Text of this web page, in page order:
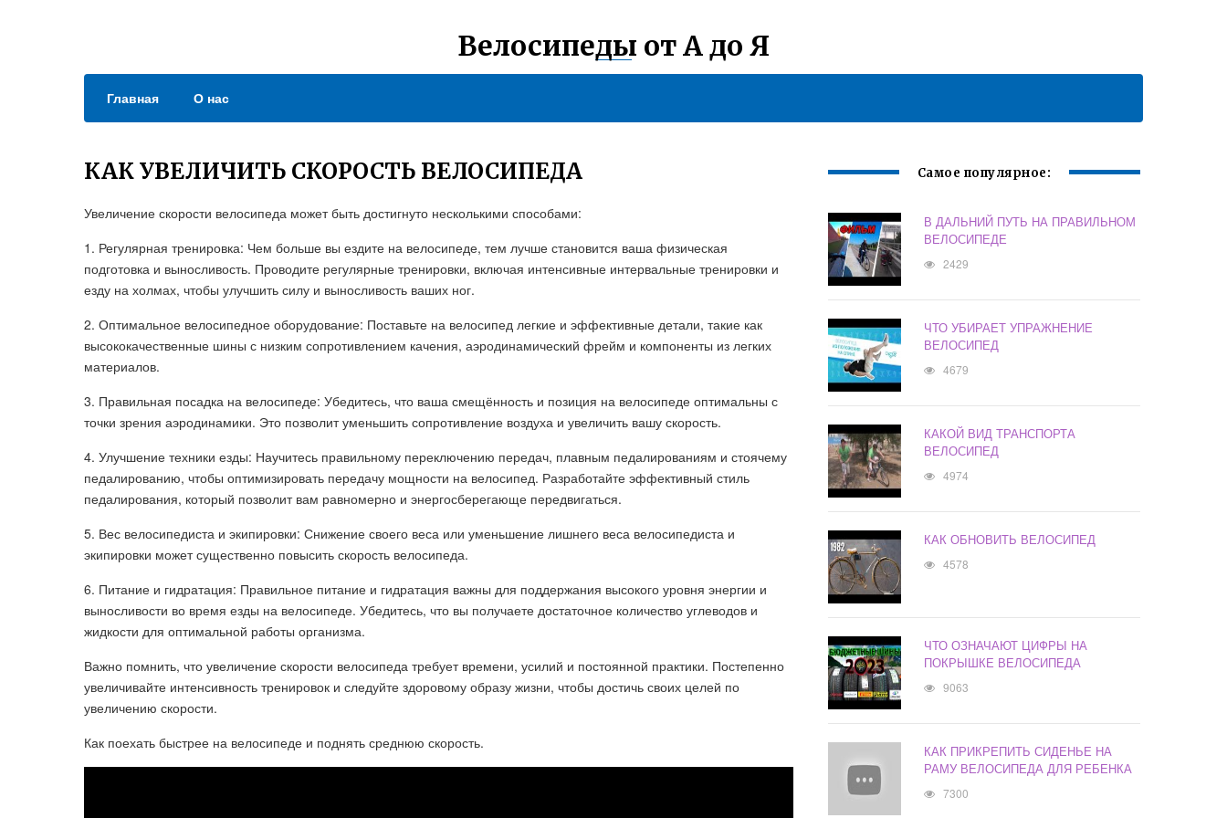
Велосипеды от А до Я
Главная О нас
КАК УВЕЛИЧИТЬ СКОРОСТЬ ВЕЛОСИПЕДА
Увеличение скорости велосипеда может быть достигнуто несколькими способами:
1. Регулярная тренировка: Чем больше вы ездите на велосипеде, тем лучше становится ваша физическая
подготовка и выносливость. Проводите регулярные тренировки, включая интенсивные интервальные тренировки и
езду на холмах, чтобы улучшить силу и выносливость ваших ног.
2. Оптимальное велосипедное оборудование: Поставьте на велосипед легкие и эффективные детали, такие как
высококачественные шины с низким сопротивлением качения, аэродинамический фрейм и компоненты из легких
материалов.
3. Правильная посадка на велосипеде: Убедитесь, что ваша смещённость и позиция на велосипеде оптимальны с
точки зрения аэродинамики. Это позволит уменьшить сопротивление воздуха и увеличить вашу скорость.
4. Улучшение техники езды: Научитесь правильному переключению передач, плавным педалированиям и стоячему
педалированию, чтобы оптимизировать передачу мощности на велосипед. Разработайте эффективный стиль
педалирования, который позволит вам равномерно и энергосберегающе передвигаться.
5. Вес велосипедиста и экипировки: Снижение своего веса или уменьшение лишнего веса велосипедиста и
экипировки может существенно повысить скорость велосипеда.
6. Питание и гидратация: Правильное питание и гидратация важны для поддержания высокого уровня энергии и
выносливости во время езды на велосипеде. Убедитесь, что вы получаете достаточное количество углеводов и
жидкости для оптимальной работы организма.
Важно помнить, что увеличение скорости велосипеда требует времени, усилий и постоянной практики. Постепенно
увеличивайте интенсивность тренировок и следуйте здоровому образу жизни, чтобы достичь своих целей по
увеличению скорости.
Как поехать быстрее на велосипеде и поднять среднюю скорость.
Самое популярное:
В ДАЛЬНИЙ ПУТЬ НА ПРАВИЛЬНОМ
ВЕЛОСИПЕДЕ
2429
ЧТО УБИРАЕТ УПРАЖНЕНИЕ
ВЕЛОСИПЕД
4679
КАКОЙ ВИД ТРАНСПОРТА
ВЕЛОСИПЕД
4974
КАК ОБНОВИТЬ ВЕЛОСИПЕД
4578
ЧТО ОЗНАЧАЮТ ЦИФРЫ НА
ПОКРЫШКЕ ВЕЛОСИПЕДА
9063
КАК ПРИКРЕПИТЬ СИДЕНЬЕ НА
РАМУ ВЕЛОСИПЕДА ДЛЯ РЕБЕНКА
7300